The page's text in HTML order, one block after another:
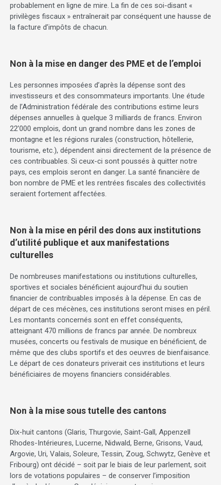
probablement en ligne de mire. La fin de ces soi-disant «
privilèges fiscaux » entraînerait par conséquent une hausse de
la facture d’impôts de chacun.
Non à la mise en danger des PME et de l’emploi
Les personnes imposées d’après la dépense sont des
investisseurs et des consommateurs importants. Une étude
de l’Administration fédérale des contributions estime leurs
dépenses annuelles à quelque 3 milliards de francs. Environ
22’000 emplois, dont un grand nombre dans les zones de
montagne et les régions rurales (construction, hôtellerie,
tourisme, etc.), dépendent ainsi directement de la présence de
ces contribuables. Si ceux-ci sont poussés à quitter notre
pays, ces emplois seront en danger. La santé financière de
bon nombre de PME et les rentrées fiscales des collectivités
seraient fortement affectées.
Non à la mise en péril des dons aux institutions
d’utilité publique et aux manifestations
culturelles
De nombreuses manifestations ou institutions culturelles,
sportives et sociales bénéficient aujourd’hui du soutien
financier de contribuables imposés à la dépense. En cas de
départ de ces mécènes, ces institutions seront mises en péril.
Les montants concernés sont en effet conséquents,
atteignant 470 millions de francs par année. De nombreux
musées, concerts ou festivals de musique en bénéficient, de
même que des clubs sportifs et des oeuvres de bienfaisance.
Le départ de ces donateurs priverait ces institutions et leurs
bénéficiaires de moyens financiers considérables.
Non à la mise sous tutelle des cantons
Dix-huit cantons (Glaris, Thurgovie, Saint-Gall, Appenzell
Rhodes-Intérieures, Lucerne, Nidwald, Berne, Grisons, Vaud,
Argovie, Uri, Valais, Soleure, Tessin, Zoug, Schwytz, Genève et
Fribourg) ont décidé – soit par le biais de leur parlement, soit
lors de votations populaires – de conserver l’imposition